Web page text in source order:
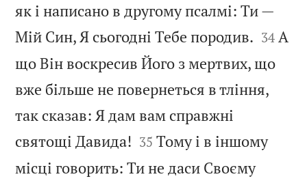
як і написано в другому псалмі: Ти —
Мій Син, Я сьогодні Тебе породив. 

34 А
що Він воскресив Його з мертвих, що
вже більше не повернеться в тління,
так сказав: Я дам вам справжні
святощі Давида! 

35 Тому і в іншому
місці говорить: Ти не даси Своєму